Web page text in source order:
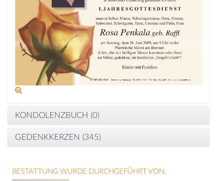
KONDOLENZBUCH (0)
GEDENKKERZEN (345)
BESTATTUNG WURDE DURCHGEFÜHRT VON: